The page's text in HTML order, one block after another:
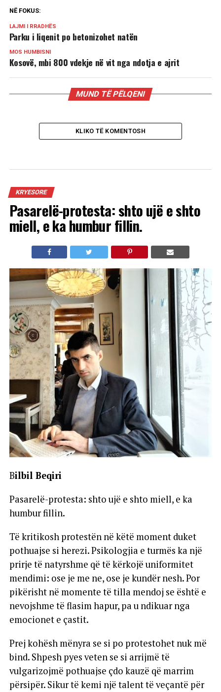
NË FOKUS:
LAJMI I RRADHËS
Parku i liqenit po betonizohet natën
MOS HUMBISNI
Kosovë, mbi 800 vdekje në vit nga ndotja e ajrit
MUND TË PËLQENI
KLIKO TË KOMENTOSH
KRYESORE
Pasarelë-protesta: shto ujë e shto
miell, e ka humbur fillin.
Bilbil Beqiri
Pasarelë-protesta: shto ujë e shto miell, e ka
humbur fillin.
Të kritikosh protestën në këtë moment duket
pothuajse si herezi. Psikologjia e turmës ka një
prirje të natyrshme që të kërkojë uniformitet
mendimi: ose je me ne, ose je kundër nesh. Por
pikërisht në momente të tilla mendoj se është e
nevojshme të flasim hapur, pa u ndikuar nga
emocionet e çastit.
Prej kohësh mënyra se si po protestohet nuk më
bind. Shpesh pyes veten se si arrijmë të
vulgarizojmë pothuajse çdo kauzë që marrim
përsipër. Sikur të kemi një talent të veçantë për